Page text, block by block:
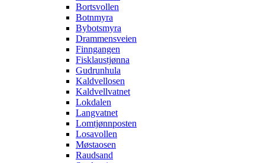
Bortsvollen
Botnmyra
Bybotsmyra
Drammensveien
Finngangen
Fisklaustjønna
Gudrunhula
Kaldvellosen
Kaldvellvatnet
Lokdalen
Langvatnet
Lomtjønnposten
Losavollen
Møstaosen
Raudsand